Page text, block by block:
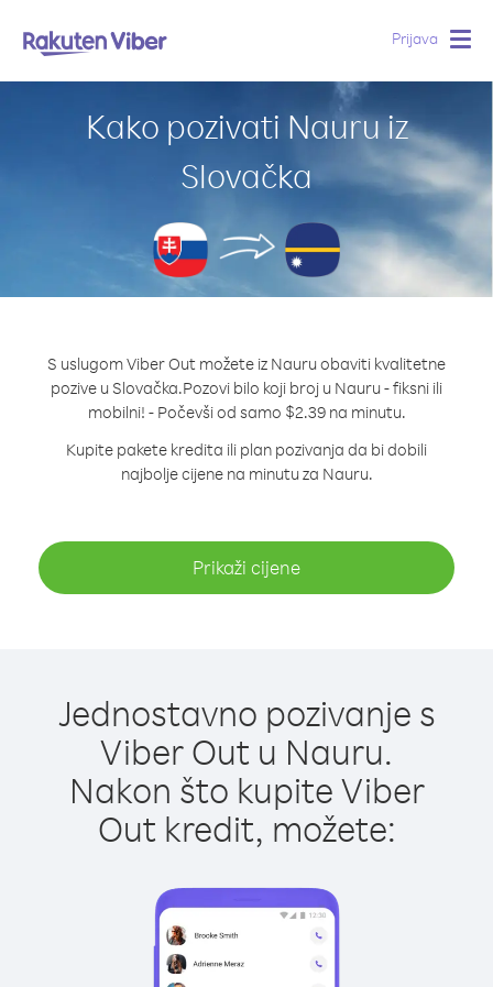
Prijava
Kako pozivati Nauru iz
Slovačka
S uslugom Viber Out možete iz Nauru obaviti kvalitetne
pozive u Slovačka.Pozovi bilo koji broj u Nauru - fiksni ili
mobilni! - Počevši od samo $2.39 na minutu.
Kupite pakete kredita ili plan pozivanja da bi dobili
najbolje cijene na minutu za Nauru.
Prikaži cijene
Jednostavno pozivanje s
Viber Out u Nauru.
Nakon što kupite Viber
Out kredit, možete: